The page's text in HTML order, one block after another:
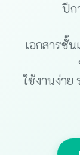
ปีก
เอกสารชั้
ใช้งานง่า